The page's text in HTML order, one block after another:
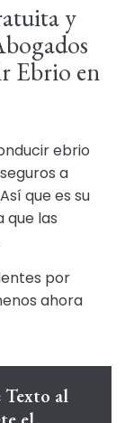
y
Ebrio en
ebrio
a
que es su
que las
por
ahora
Texto al